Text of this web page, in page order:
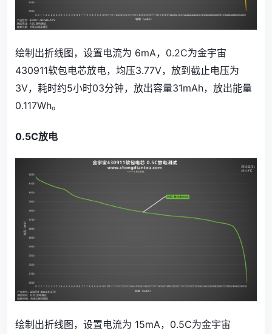
绘制出折线图，设置电流为 6mA，0.2C为金宇宙
430911软包电芯放电，均压3.77V，放到截止电压为
3V，耗时约5小时03分钟，放出容量31mAh，放出能量
0.117Wh。
0.5C放电
绘制出折线图，设置电流为 15mA，0.5C为金宇宙